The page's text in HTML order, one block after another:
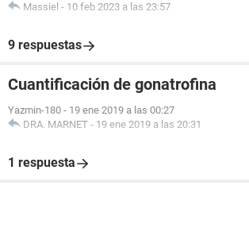
Massiel - 10 feb 2023 a las 23:57
9 respuestas
Cuantificación de gonatrofina
Yazmin-180 - 19 ene 2019 a las 00:27
DRA. MARNET - 19 ene 2019 a las 20:31
1 respuesta